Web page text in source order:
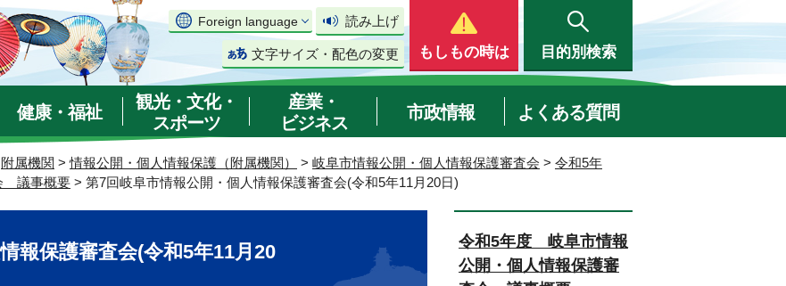
Foreign language 読み上げ
文字サイズ・配色の変更 もしもの時は 目的別検索
健康・福祉
観光・文化・
スポーツ
産業・
ビジネス
市政情報 よくある質問
附属機関 >情報公開・個人情報保護（附属機関） > 岐阜市情報公開・個人情報保護審査会 > 令和5年
議事概要 > 第7回岐阜市情報公開・個人情報保護審査会(令和5年11月20日)
報保護審査会(令和5年11月20
令和5年度 岐阜市情報
公開・個人情報保護審